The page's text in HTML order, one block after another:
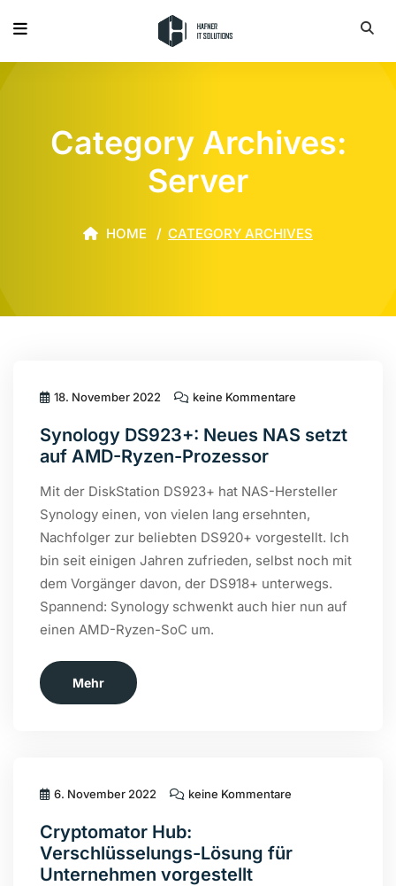
Category Archives:
Server
HOME CATEGORY ARCHIVES
18. November 2022 keine Kommentare
Synology DS923+: Neues NAS setzt
auf AMD-Ryzen-Prozessor
Mit der DiskStation DS923+ hat NAS-Hersteller
Synology einen, von vielen lang ersehnten,
Nachfolger zur beliebten DS920+ vorgestellt. Ich
bin seit einigen Jahren zufrieden, selbst noch mit
dem Vorgänger davon, der DS918+ unterwegs.
Spannend: Synology schwenkt auch hier nun auf
einen AMD-Ryzen-SoC um.
Mehr
6. November 2022 keine Kommentare
Cryptomator Hub:
Verschlüsselungs-Lösung für
Unternehmen vorgestellt